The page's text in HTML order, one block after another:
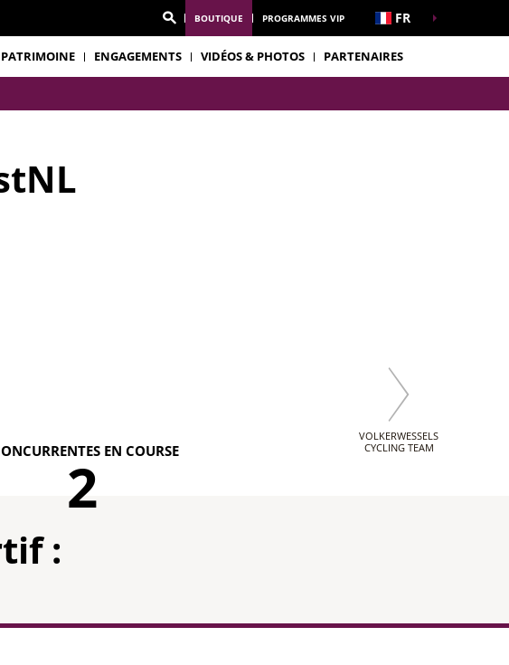
BOUTIQUE PROGRAMMES VIP FR
PATRIMOINE ENGAGEMENTS VIDÉOS & PHOTOS PARTENAIRES
EN COURSE
2
VOLKERWESSELS
CYCLING TEAM
: